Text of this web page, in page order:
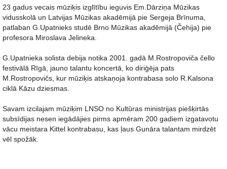
23 gadus vecais mūziķis izglītību ieguvis Em.Dārziņa Mūzikas
vidusskolā un Latvijas Mūzikas akadēmijā pie Sergeja Brīnuma,
patlaban G.Upatnieks studē Brno Mūzikas akadēmijā (Čehija) pie
profesora Miroslava Jelineka.
G.Upatnieka solista debija notika 2001. gadā M.Rostropoviča čello
festivālā Rīgā, jauno talantu koncertā, ko diriģēja pats
M.Rostropovičs, kur mūziķis atskaņoja kontrabasa solo R.Kalsona
ciklā Kāzu dziesmas.
Savam izcilajam mūziķim LNSO no Kultūras ministrijas piešķirtās
subsīdijas nesen iegādājies pirms apmēram 200 gadiem izgatavotu
vācu meistara Kittel kontrabasu, kas ļaus Gunāra talantam mirdzēt
vēl spožāk.